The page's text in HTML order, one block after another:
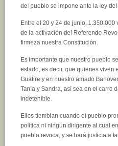
del pueblo se impone ante la ley
Entre el 20 y 24 de junio,
de la activación del Referendo
firmeza nuestra Constitución.
Es importante que nuestro pueblo
estado, es decir, que quienes viven
Guatire y en nuestro amado
Tania y Sandra, así sea en el carro
indetenible.
Ellos tiemblan cuando el pueblo
política ni ningún dirigente al cual
pueblo revoca, y se hará justicia a